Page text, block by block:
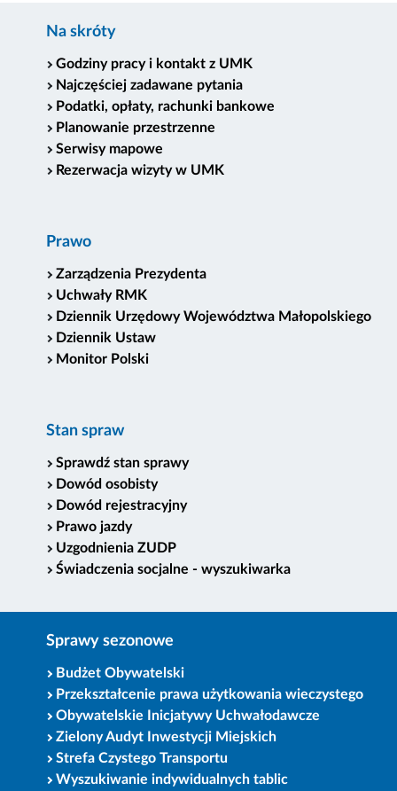
Na skróty
Godziny pracy i kontakt z UMK
Najczęściej zadawane pytania
Podatki, opłaty, rachunki bankowe
Planowanie przestrzenne
Serwisy mapowe
Rezerwacja wizyty w UMK
Prawo
Zarządzenia Prezydenta
Uchwały RMK
Dziennik Urzędowy Województwa Małopolskiego
Dziennik Ustaw
Monitor Polski
Stan spraw
Sprawdź stan sprawy
Dowód osobisty
Dowód rejestracyjny
Prawo jazdy
Uzgodnienia ZUDP
Świadczenia socjalne - wyszukiwarka
Sprawy sezonowe
Budżet Obywatelski
Przekształcenie prawa użytkowania wieczystego
Obywatelskie Inicjatywy Uchwałodawcze
Zielony Audyt Inwestycji Miejskich
Strefa Czystego Transportu
Wyszukiwanie indywidualnych tablic